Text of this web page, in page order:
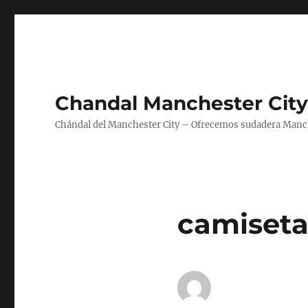
Chandal Manchester
Chándal del Manchester City – Ofrecemos sudadera